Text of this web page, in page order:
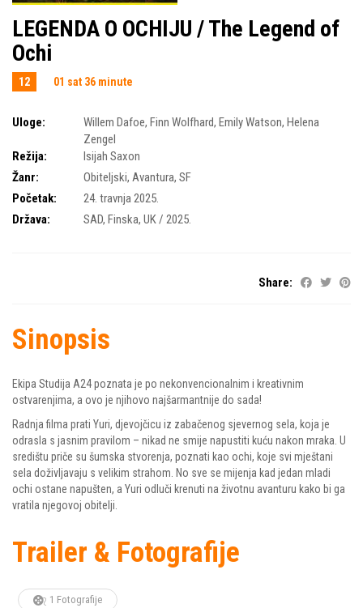
LEGENDA O OCHIJU / The Legend of
Ochi
12 01 sat 36 minute
Uloge: Willem Dafoe, Finn Wolfhard, Emily Watson, Helena
Zengel
Režija:
Isijah Saxon
Žanr:
Obiteljski, Avantura, SF
Početak:
24. travnja 2025.
Država:
SAD, Finska, UK / 2025.
Share:
Sinopsis
Ekipa Studija A24 poznata je po nekonvencionalnim i kreativnim
ostvarenjima, a ovo je njihovo najšarmantnije do sada!
Radnja filma prati Yuri, djevojčicu iz zabačenog sjevernog sela, koja je
odrasla s jasnim pravilom – nikad ne smije napustiti kuću nakon mraka. U
središtu priče su šumska stvorenja, poznati kao ochi, koje svi mještani
sela doživljavaju s velikim strahom. No sve se mijenja kad jedan mladi
ochi ostane napušten, a Yuri odluči krenuti na životnu avanturu kako bi ga
vratila njegovoj obitelji.
Trailer & Fotografije
1 Fotografije